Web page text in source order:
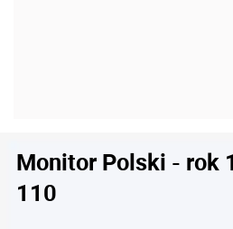
Monitor Polski - rok
110